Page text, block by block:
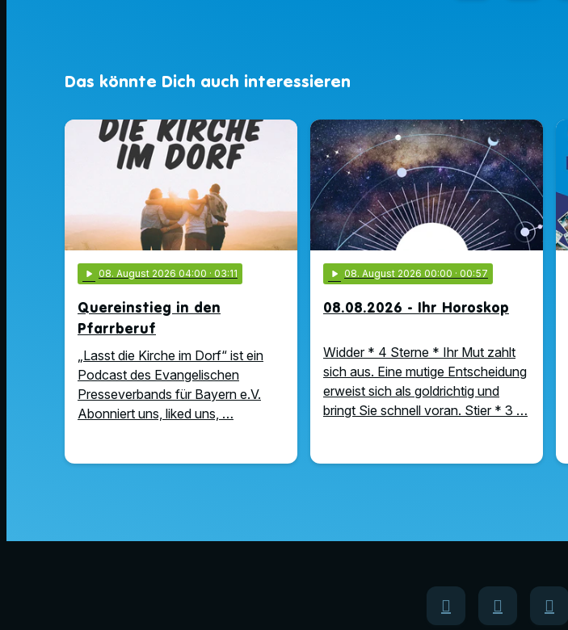
Das könnte Dich auch interessieren
play_arrow 08. August 2026 04:00 · 03:11
Quereinstieg in den
Pfarrberuf
„Lasst die Kirche im Dorf“ ist ein
Podcast des Evangelischen
Presseverbands für Bayern e.V.
Abonniert uns, liked uns, …
play_arrow 08. August 2026 00:00 · 00:57
08.08.2026 - Ihr Horoskop
Widder * 4 Sterne * Ihr Mut zahlt
sich aus. Eine mutige Entscheidung
erweist sich als goldrichtig und
bringt Sie schnell voran. Stier * 3 …